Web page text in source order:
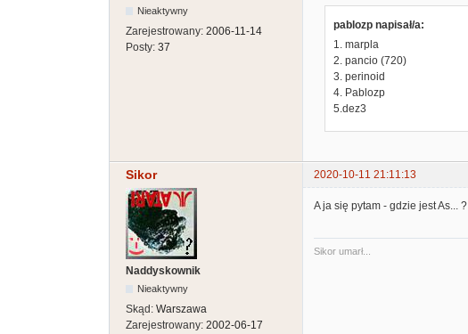
Nieaktywny
Zarejestrowany: 2006-11-14
Posty: 37
pablozp napisał/a:
1. marpla
2. pancio (720)
3. perinoid
4. Pablozp
5.dez3
Sikor 2020-10-11 21:11:13
Naddyskownik
Nieaktywny
Skąd: Warszawa
Zarejestrowany: 2002-06-17
A ja się pytam - gdzie jest As... ?
Sikor umarł...